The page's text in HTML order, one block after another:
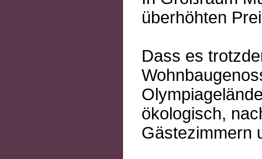
überhöhten
Dass es
ökologisch,
Gästezimmern